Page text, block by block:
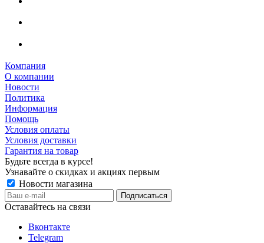
Компания
О компании
Новости
Политика
Информация
Помощь
Условия оплаты
Условия доставки
Гарантия на товар
Будьте всегда в курсе!
Узнавайте о скидках и акциях первым
Новости магазина
Оставайтесь на связи
Вконтакте
Telegram